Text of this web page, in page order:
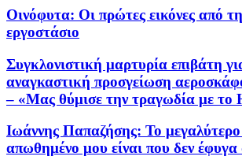
Οινόφυτα: Οι πρώτες εικόνες από
εργοστάσιο
Συγκλονιστική μαρτυρία επιβάτη
αναγκαστική προσγείωση
– «Μας θύμισε την τραγωδία με το
Ιωάννης Παπαζήσης: Το
απωθημένο μου είναι που δεν έφυγα